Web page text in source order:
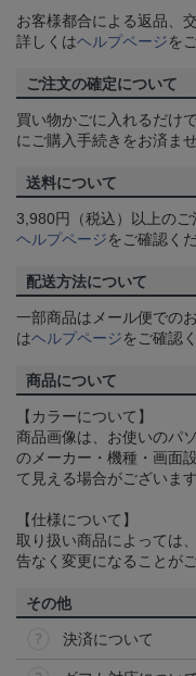
お客様都合による返品、
詳しくはヘルプページを
ご注文の確定について
買い物かごに入れるだけ
にご購入手続きをお済ま
送料について
3,980円（税込）以上の
ヘルプページをご確認く
配送方法について
一部商品はメール便での
はヘルプページをご確認
商品について
【カラーについて】
商品画像は、お使いのパ
のメーカー・機種・画面
て見える場合がございま
【仕様について】
取り扱い商品によっては
告なく変更になることが
その他
決済について